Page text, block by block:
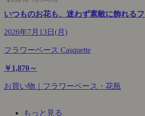
いつものお花も、迷わず素敵に飾れる
2026年7月13日(月)
フラワーベース Casquette
￥1,870～
お買い物｜フラワーベース・花瓶
もっと見る